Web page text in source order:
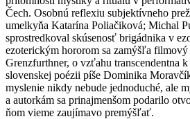
Čech. Osobnú reflexiu subjektívneho
umelkyňa Katarína Poliačiková; Michal
sprostredkoval skúsenosť brigádnika v
ezoterickým hororom sa zamýšľa filmový
Grenzfurthner, o vzťahu transcendentna
slovenskej poézii píše Dominika
myslenie nikdy nebude jednoduché, ale
a autorkám sa prinajmenšom podarilo
ňom vieme zaujímavo premýšľať.